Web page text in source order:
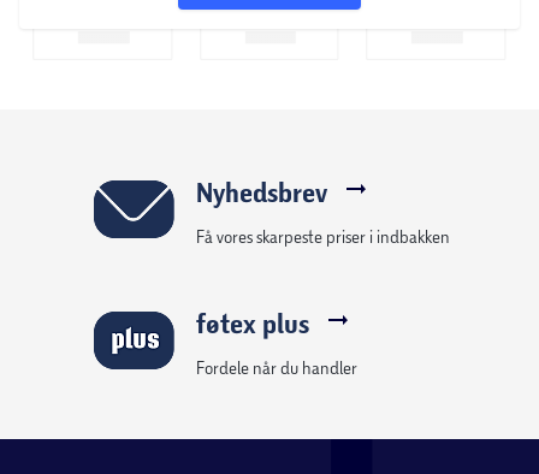
Nyhedsbrev
Få vores skarpeste priser i indbakken
føtex plus
Fordele når du handler